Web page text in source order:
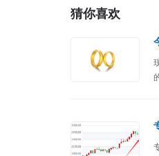
猜你喜欢